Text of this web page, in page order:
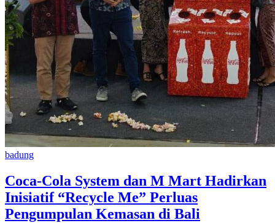
badung
Coca-Cola System dan M Mart Hadirkan
Inisiatif “Recycle Me” Perluas
Pengumpulan Kemasan di Bali